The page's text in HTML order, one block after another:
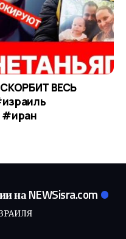
ВЕСЬ
#иран
на NEWSisra.com